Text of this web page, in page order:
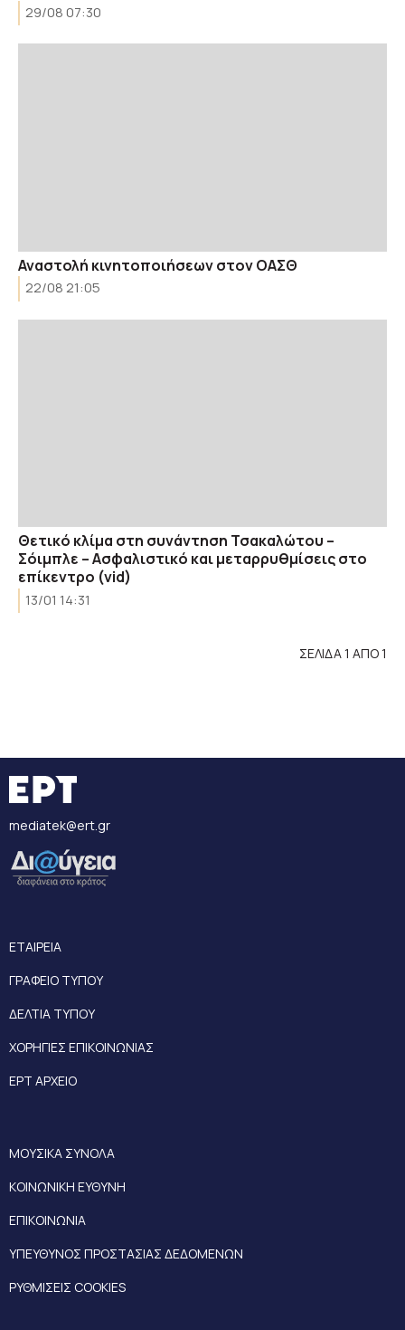
29/08 07:30
Αναστολή κινητοποιήσεων στον ΟΑΣΘ
22/08 21:05
Θετικό κλίμα στη συνάντηση Τσακαλώτου –
Σόιμπλε – Ασφαλιστικό και μεταρρυθμίσεις στο
επίκεντρο (vid)
13/01 14:31
ΣΕΛΙΔΑ 1 ΑΠΟ 1
mediatek@ert.gr
ΕΤΑΙΡΕΙΑ
ΓΡΑΦΕΙΟ ΤΥΠΟΥ
ΔΕΛΤΙΑ ΤΥΠΟΥ
ΧΟΡΗΓΙΕΣ ΕΠΙΚΟΙΝΩΝΙΑΣ
ΕΡΤ ΑΡΧΕΙΟ
ΜΟΥΣΙΚΑ ΣΥΝΟΛΑ
ΚΟΙΝΩΝΙΚΗ ΕΥΘΥΝΗ
ΕΠΙΚΟΙΝΩΝΙΑ
ΥΠΕΥΘΥΝΟΣ ΠΡΟΣΤΑΣΙΑΣ ΔΕΔΟΜΕΝΩΝ
ΡΥΘΜΙΣΕΙΣ COOKIES